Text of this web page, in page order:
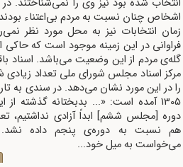
اشخاص چنان نسبت به مردم بی‌اعتناء
زمان انتخابات نیز به محل مورد نظر
فراوانی در این زمینه موجود است که
گله‌ی مردم از این وضعیت می‌باشد. اسناد
مرکز اسناد مجلس شورای ملی تعداد زیادی
1305 آمده است: «... بدبختانه گذشته از
دوره [مجلس ششم] ابداً آزادی نداشتیم،
هم نسبت به دوره‌ی پنجم داده
می‌خواست به میل خود...